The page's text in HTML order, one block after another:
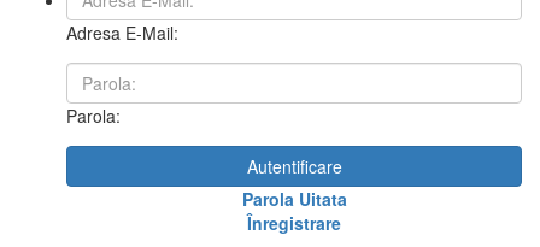
Adresa E-Mail:
Parola:
Autentificare
Parola Uitata
Înregistrare